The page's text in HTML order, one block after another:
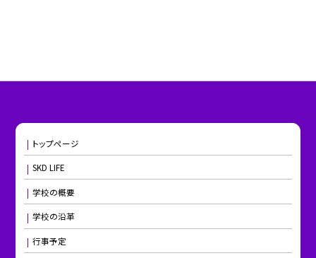
トップページ
SKD LIFE
学校の概要
学校の沿革
行事予定